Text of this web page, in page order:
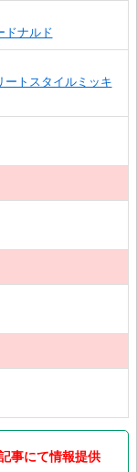
ドナルド
トスタイルミッキ
事にて情報提供